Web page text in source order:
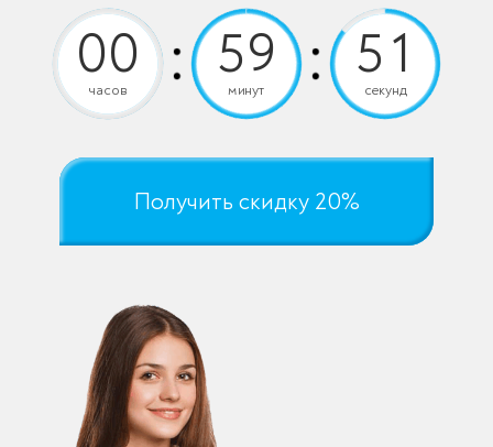
часов минут секунд
Получить скидку 20%